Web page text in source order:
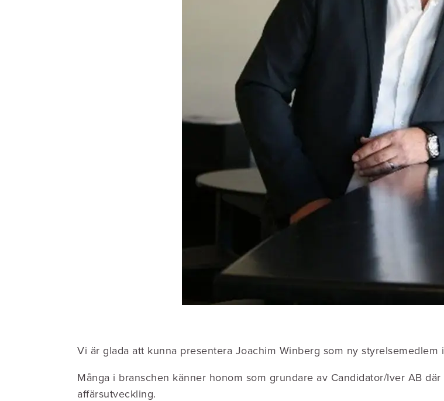
Vi är glada att kunna presentera Joachim Winberg som ny styrelsemedlem
Många i branschen känner honom som grundare av Candidator/Iver AB
affärsutveckling.